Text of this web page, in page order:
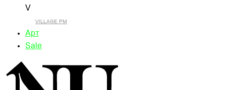
V
VILLAGE PM
Арт
Sale